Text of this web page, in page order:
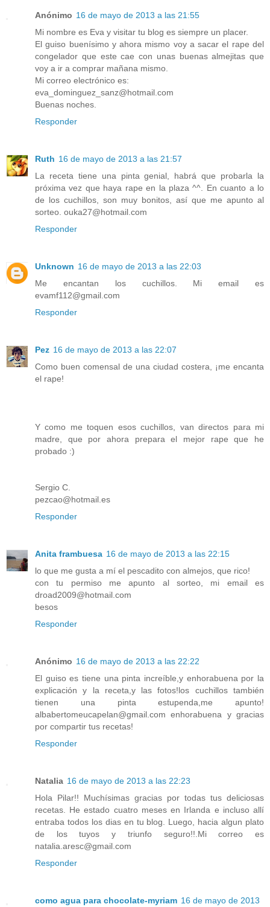
Anónimo 16 de mayo de 2013 a las 21:55
Mi nombre es Eva y visitar tu blog es siempre un placer.
El guiso buenísimo y ahora mismo voy a sacar el rape del
congelador que este cae con unas buenas almejitas que
voy a ir a comprar mañana mismo.
Mi correo electrónico es:
eva_dominguez_sanz@hotmail.com
Buenas noches.
Responder
Ruth 16 de mayo de 2013 a las 21:57
La receta tiene una pinta genial, habrá que probarla la
próxima vez que haya rape en la plaza ^^. En cuanto a lo
de los cuchillos, son muy bonitos, así que me apunto al
sorteo. ouka27@hotmail.com
Responder
Unknown 16 de mayo de 2013 a las 22:03
Me encantan los cuchillos. Mi email es
evamf112@gmail.com
Responder
Pez 16 de mayo de 2013 a las 22:07
Como buen comensal de una ciudad costera, ¡me encanta
el rape!
Y como me toquen esos cuchillos, van directos para mi
madre, que por ahora prepara el mejor rape que he
probado :)
Sergio C.
pezcao@hotmail.es
Responder
Anita frambuesa 16 de mayo de 2013 a las 22:15
lo que me gusta a mí el pescadito con almejos, que rico!
con tu permiso me apunto al sorteo, mi email es
droad2009@hotmail.com
besos
Responder
Anónimo 16 de mayo de 2013 a las 22:22
El guiso es tiene una pinta increíble,y enhorabuena por la
explicación y la receta,y las fotos!los cuchillos también
tienen una pinta estupenda,me apunto!
albabertomeucapelan@gmail.com enhorabuena y gracias
por compartir tus recetas!
Responder
Natalia 16 de mayo de 2013 a las 22:23
Hola Pilar!! Muchísimas gracias por todas tus deliciosas
recetas. He estado cuatro meses en Irlanda e incluso allí
entraba todos los dias en tu blog. Luego, hacia algun plato
de los tuyos y triunfo seguro!!.Mi correo es
natalia.aresc@gmail.com
Responder
como agua para chocolate-myriam 16 de mayo de 2013